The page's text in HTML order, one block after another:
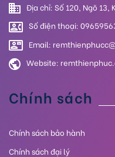
Địa chỉ: Số 120, Ngõ 13,
Số điện thoại:
Email:
Website:
Chính sách
Chính sách bảo hành
Chính sách đại lý